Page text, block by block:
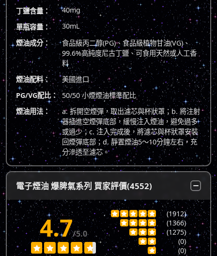
丁鹽含量：
40mg
單瓶容量：
30mL
煙油成分：
食品級丙二醇(PG)、食品級植物甘油(VG)、
99.6%高純度尼古丁鹽、可食用天然或人工香
料
煙油配料：
美國進口
PG/VG配比：
50/50 小煙煙油標準配比
煙油用法：
a. 拆開空煙彈，取出濾芯與杯狀罩；b. 將注射
器插進空煙彈底部，緩慢注入煙油，避免過多
或過少；c. 注入完成後，將濾芯與杯狀罩安裝
回煙彈底部；d. 靜置煙油5～10分鐘左右，充
分滲透至濾芯。
電子煙油 爆脾氣系列 買家評價(4552)
4.7/5.0
    
     (1912)
    (1366)
   (1275)
  (0)
 (0)